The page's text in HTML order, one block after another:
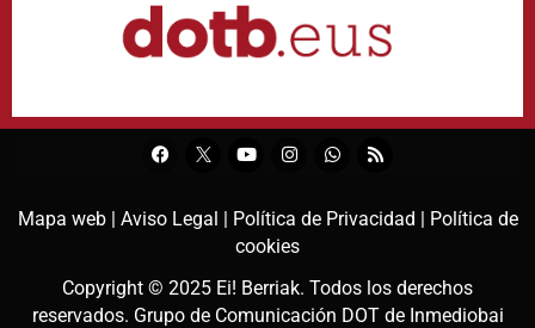
Mapa web | Aviso Legal | Política de Privacidad | Política de
cookies
Copyright © 2025 Ei! Berriak. Todos los derechos
reservados. Grupo de Comunicación DOT de Inmediobai